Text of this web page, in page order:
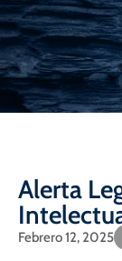
Alerta
Febrero 12, 2025